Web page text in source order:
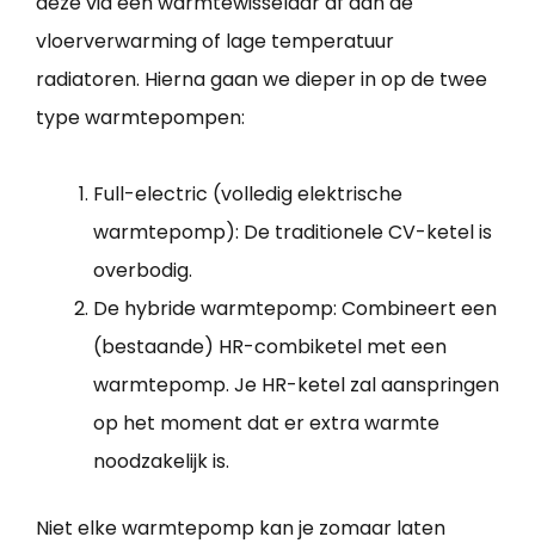
vloerverwarming of lage temperatuur
radiatoren. Hierna gaan we dieper in op de twee
type warmtepompen:
Full-electric (volledig elektrische
warmtepomp): De traditionele CV-ketel is
overbodig.
De hybride warmtepomp: Combineert een
(bestaande) HR-combiketel met een
warmtepomp. Je HR-ketel zal aanspringen
op het moment dat er extra warmte
noodzakelijk is.
Niet elke warmtepomp kan je zomaar laten